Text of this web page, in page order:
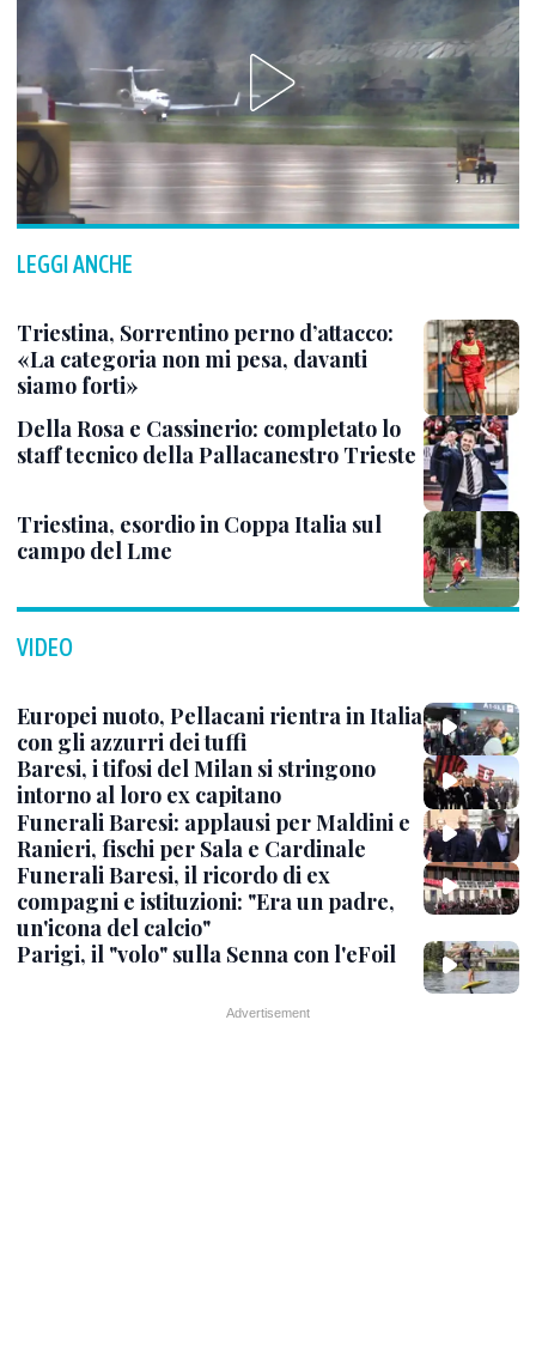
LEGGI ANCHE
Triestina, Sorrentino perno d’attacco:
«La categoria non mi pesa, davanti
siamo forti»
Della Rosa e Cassinerio: completato lo
staff tecnico della Pallacanestro Trieste
Triestina, esordio in Coppa Italia sul
campo del Lme
VIDEO
Europei nuoto, Pellacani rientra in Italia
con gli azzurri dei tuffi
Baresi, i tifosi del Milan si stringono
intorno al loro ex capitano
Funerali Baresi: applausi per Maldini e
Ranieri, fischi per Sala e Cardinale
Funerali Baresi, il ricordo di ex
compagni e istituzioni: "Era un padre,
un'icona del calcio"
Parigi, il "volo" sulla Senna con l'eFoil